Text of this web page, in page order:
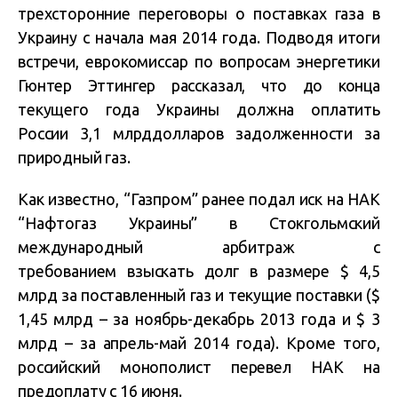
трехсторонние переговоры о поставках газа в
Украину с начала мая 2014 года. Подводя итоги
встречи, еврокомиссар по вопросам энергетики
Гюнтер Эттингер рассказал, что до конца
текущего года Украины должна оплатить
России 3,1 млрддолларов задолженности за
природный газ.
Как известно, “Газпром” ранее подал иск на НАК
“Нафтогаз Украины” в Стокгольмский
международный арбитраж с
требованием взыскать долг в размере $ 4,5
млрд за поставленный газ и текущие поставки ($
1,45 млрд – за ноябрь-декабрь 2013 года и $ 3
млрд – за апрель-май 2014 года). Кроме того,
российский монополист перевел НАК на
предоплату с 16 июня.